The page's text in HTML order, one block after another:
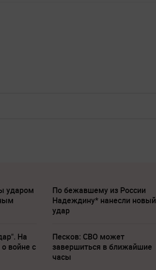
ударом
По бежавшему из России
Надеждину* нанесли новый
удар
На
войне с
Песков: СВО может
завершиться в ближайшие
часы